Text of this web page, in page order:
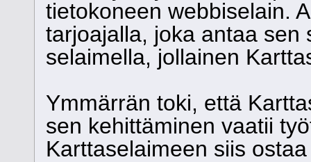
tietokoneen webbiselain.
tarjoajalla, joka antaa sen
selaimella, jollainen
Ymmärrän toki, että
sen kehittäminen vaatii
Karttaselaimeen siis